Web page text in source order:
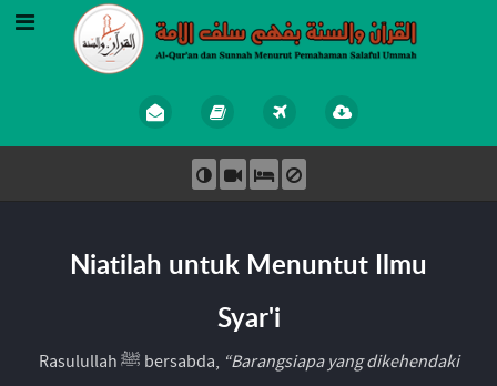
Niatilah untuk Menuntut Ilmu
Syar'i
Rasulullah ﷺ bersabda, “Barangsiapa yang dikehendaki